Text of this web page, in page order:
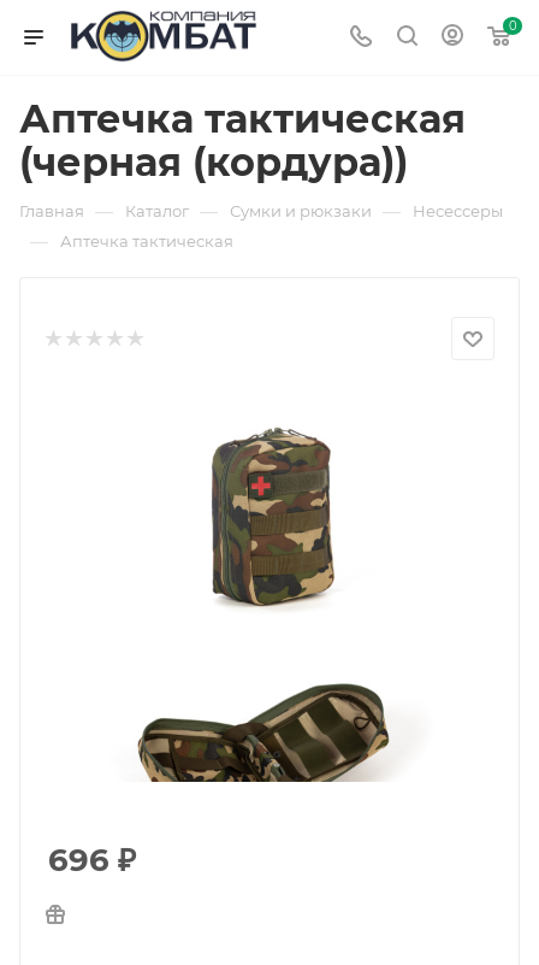
0
Аптечка тактическая
(черная (кордура))
Главная — Каталог — Сумки и рюкзаки — Несессеры
— Аптечка тактическая
696 ₽